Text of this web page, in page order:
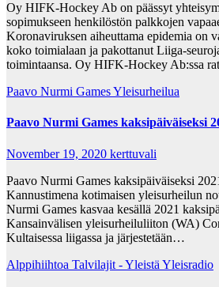
Oy HIFK-Hockey Ab on päässyt
sopimukseen henkilöstön palkkojen
Koronaviruksen aiheuttama epidemia on
koko toimialaan ja pakottanut Liiga-
toimintaansa. Oy HIFK-Hockey Ab:ssa
Paavo Nurmi GamesYleisurheilua
Paavo Nurmi Games kaksipäiväiseksi
November 19, 2020 kerttuvali
Paavo Nurmi Games kaksipäiväiseksi
Kannustimena kotimaisen yleisurheilun
Nurmi Games kasvaa kesällä 2021
Kansainvälisen yleisurheiluliiton (WA)
Kultaisessa liigassa ja järjestetään…
Alppihiihtoa Talvilajit - Yleistä Yleisradio